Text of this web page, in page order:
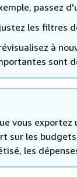
passez
les filtres
à
sont
vous
sur les
les